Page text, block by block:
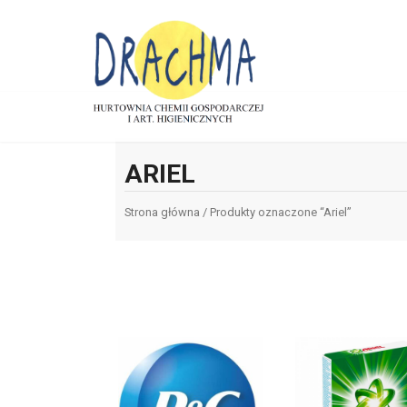
ARIEL
Strona główna / Produkty oznaczone “Ariel”